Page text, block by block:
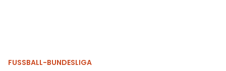
FUSSBALL-BUNDESLIGA